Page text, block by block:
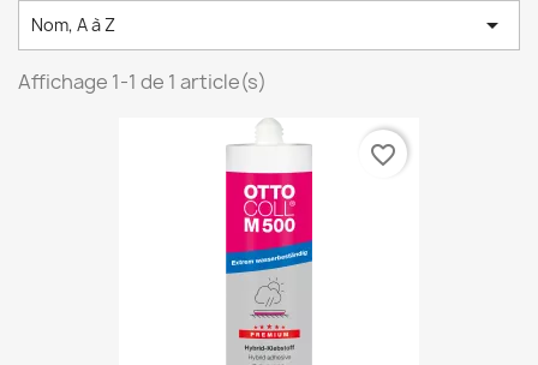
Nom, A à Z

Affichage 1-1 de 1 article(s)
favorite_border